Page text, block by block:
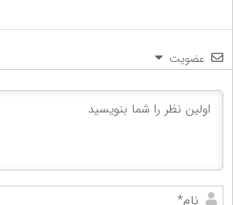
عضویت